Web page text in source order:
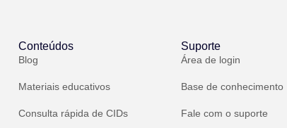
Conteúdos
Blog
Materiais educativos
Consulta rápida de CIDs
Suporte
Área de login
Base de conhecimento
Fale com o suporte